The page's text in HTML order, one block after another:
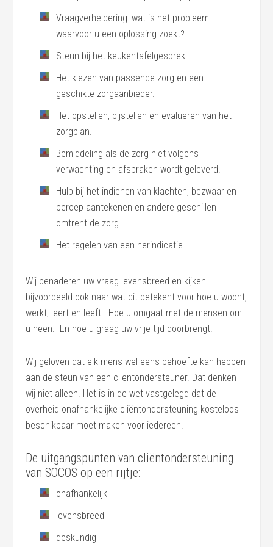
Vraagverheldering: wat is het probleem
waarvoor u een oplossing zoekt?
Steun bij het keukentafelgesprek.
Het kiezen van passende zorg en een
geschikte zorgaanbieder.
Het opstellen, bijstellen en evalueren van het
zorgplan.
Bemiddeling als de zorg niet volgens
verwachting en afspraken wordt geleverd.
Hulp bij het indienen van klachten, bezwaar en
beroep aantekenen en andere geschillen
omtrent de zorg.
Het regelen van een herindicatie.
Wij benaderen uw vraag levensbreed en kijken
bijvoorbeeld ook naar wat dit betekent voor hoe u woont,
werkt, leert en leeft. Hoe u omgaat met de mensen om
u heen. En hoe u graag uw vrije tijd doorbrengt.
Wij geloven dat elk mens wel eens behoefte kan hebben
aan de steun van een cliëntondersteuner. Dat denken
wij niet alleen. Het is in de wet vastgelegd dat de
overheid onafhankelijke cliëntondersteuning kosteloos
beschikbaar moet maken voor iedereen.
De uitgangspunten van cliëntondersteuning
van SOCOS op een rijtje:
onafhankelijk
levensbreed
deskundig